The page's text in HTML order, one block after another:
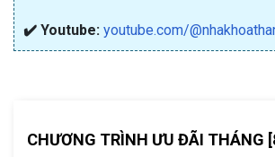
✔️ Youtube: youtube.com/
CHƯƠNG TRÌNH ƯU ĐÃI THÁNG